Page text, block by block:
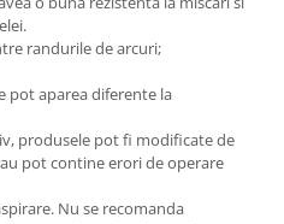
randurile de arcuri;
pot aparea diferente la
produsele pot fi modificate de
pot contine erori de operare
Nu se recomanda